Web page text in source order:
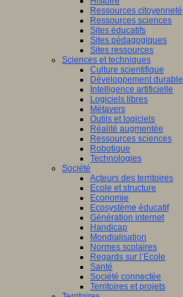
Ressources citoyenneté
Ressources sciences
Sites éducatifs
Sites pédagogiques
Sites ressources
Sciences et techniques
Culture scientifique
Développement durable
Intelligence artificielle
Logiciels libres
Métavers
Outils et logiciels
Réalité augmentée
Ressources sciences
Robotique
Technologies
Société
Acteurs des territoires
Ecole et structure
Economie
Ecosystème éducatif
Génération internet
Handicap
Mondialisation
Normes scolaires
Regards sur l’Ecole
Santé
Société connectée
Territoires et projets